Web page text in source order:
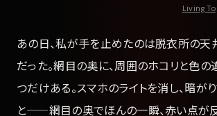
Living
あの日、私が手を止めたのは脱衣所の天
だった。網目の奥に、周囲のホコリと色
つだけある。スマホのライトを消し、暗が
と——網目の奥でほんの一瞬、赤い点が